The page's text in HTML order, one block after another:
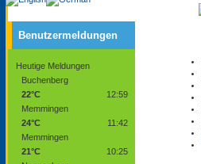
Benutzermeldungen
Heutige Meldungen
Buchenberg
22°C
12:59
Memmingen
24°C
11:42
Memmingen
21°C
10:25